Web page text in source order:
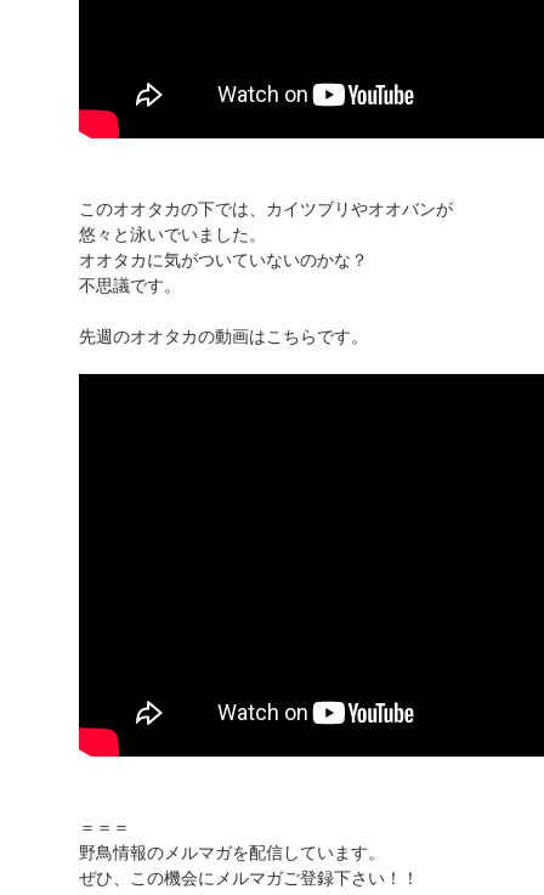
このオオタカの下では、カイツブリやオオバンが
悠々と泳いでいました。
オオタカに気がついていないのかな？
不思議です。
先週のオオタカの動画はこちらです。
＝＝＝
野鳥情報のメルマガを配信しています。
ぜひ、この機会にメルマガご登録下さい！！